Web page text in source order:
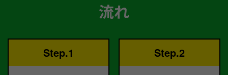
流れ
Step.1 Step.2